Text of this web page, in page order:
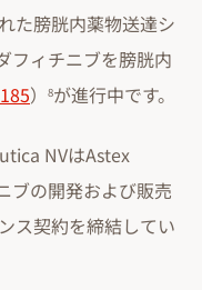
た膀胱内薬物送達シ
フィチニブを膀胱内
） 8が進行中です。
NVはAstex
ブの開発および販売
ス契約を締結してい